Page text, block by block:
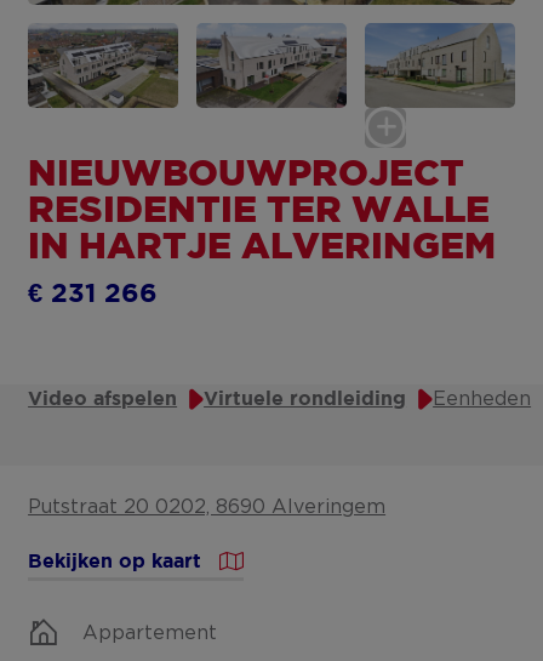
NIEUWBOUWPROJECT
RESIDENTIE TER WALLE
IN HARTJE ALVERINGEM
€ 231 266
Video afspelen Virtuele rondleiding Eenheden
Putstraat 20 0202, 8690 Alveringem
Bekijken op kaart
Appartement